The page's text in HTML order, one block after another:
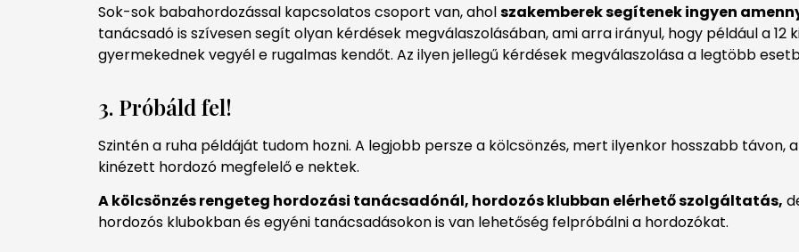
Sok-sok babahordozással kapcsolatos csoport van, aholszakemberek segítenek ingyen
tanácsadó is szívesen segít olyan kérdések megválaszolásában, ami arra irányul, hogy például a
gyermekednek vegyél e rugalmas kendőt. Az ilyen jellegű kérdések megválaszolása a legtöbb
3. Próbáld fel!
Szintén a ruha példáját tudom hozni. A legjobb persze a kölcsönzés, mert ilyenkor hosszabb távon,
kinézett hordozó megfelelő e nektek.
A kölcsönzés rengeteg hordozási tanácsadónál, hordozós klubban elérhető szolgáltatás,
hordozós klubokban és egyéni tanácsadásokon is van lehetőség felpróbálni a hordozókat.